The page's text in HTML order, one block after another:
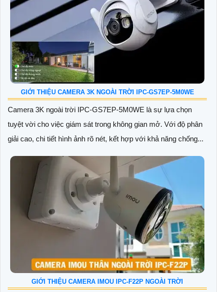
CAMERA IMOU 2 MẮT NGOÀI TRỜI IPC-S7XP-10M0WED
Camera IMOU 2 Mắt IPC-S7XP-10M0WED là thiết bị an ninh
chất lượng cao với độ phân giải 10MP, mang đến hình ảnh sắc
nét và chi tiết. Với khả năng xoay 360 độ và góc quay lớn,
camera cung cấp tầm nhìn toàn diện
GIỚI THIỆU CAMERA 3K NGOÀI TRỜI IPC-GS7EP-5M0WE
Camera 3K ngoài trời IPC-GS7EP-5M0WE là sự lựa chọn
tuyệt vời cho việc giám sát trong không gian mở. Với độ phân
giải cao, chi tiết hình ảnh rõ nét, kết hợp với khả năng chống...